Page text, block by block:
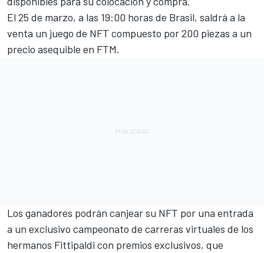
El 25 de marzo, a las 19:00 horas de Brasil, saldrá a la
venta un juego de NFT compuesto por 200 piezas a un
precio asequible en FTM.
Los ganadores podrán canjear su NFT por una entrada
a un exclusivo campeonato de carreras virtuales de los
hermanos Fittipaldi con premios exclusivos, que